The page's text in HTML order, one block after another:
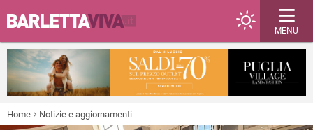
MENU
Home Notizie e aggiornamenti